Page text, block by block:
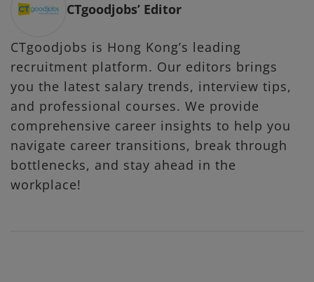
CTgoodjobs’ Editor
CTgoodjobs is Hong Kong’s leading
recruitment platform. Our editors brings
you the latest salary trends, interview tips,
and professional courses. We provide
comprehensive career insights to help you
navigate career transitions, break through
bottlenecks, and stay ahead in the
workplace!